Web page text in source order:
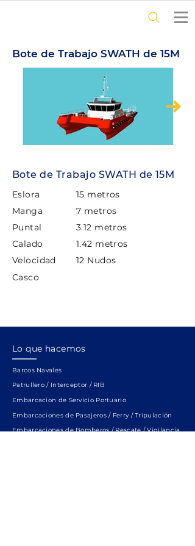
Bote de Trabajo SWATH de 15M
Bote de Trabajo SWATH de 15M
Eslora
15 metros
Manga
7 metros
Puntal
3.12 metros
Calado
1.42 metros
Velocidad
12 Nudos
Casco
Lo que hacemos
Barcos Navales
Patrullero / Interceptor / RIB
Embarcacion de Servicio Portuario
Embarcaciones de Pasajeros / Ferry / Tripulación
Embarcaciones de Bomberos / Rescate / Vigilancia